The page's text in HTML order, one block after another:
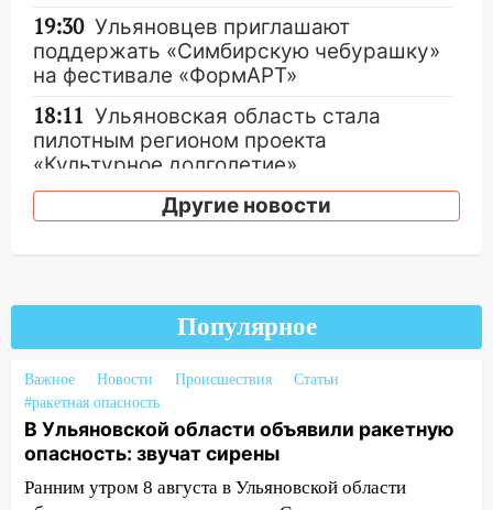
19:30 Ульяновцев приглашают
поддержать «Симбирскую чебурашку»
на фестивале «ФормАРТ»
18:11 Ульяновская область стала
пилотным регионом проекта
«Культурное долголетие»
В реанимацию Ульяновской
областной больницы поступили шесть
ремонтируют дороги, ставят остановки
и проводят новое освещение
16:35
В Ульяновске установили ещё
девять бункеров для крупногабаритного
мусора
В Ульяновске бесплатно покажут
матч «Волги» под открытым небом
Другие новости
Популярное
Важное Новости Происшествия
Статьи
#ракетная опасность
В Ульяновской области объявили ракетную
опасность: звучат сирены
Ранним утром 8 августа в Ульяновской области